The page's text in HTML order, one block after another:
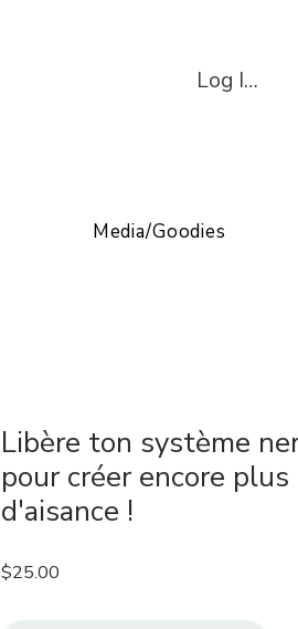
Log In/
Media/Goodies
Libère ton système
pour créer encore plus
d'aisance !
$25.00